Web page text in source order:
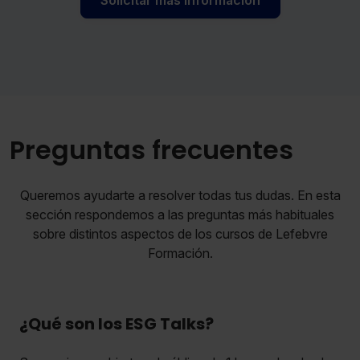
Preguntas frecuentes
Queremos ayudarte a resolver todas tus dudas. En esta
sección respondemos a las preguntas más habituales
sobre distintos aspectos de los cursos de Lefebvre
Formación.
¿Qué son los ESG Talks?